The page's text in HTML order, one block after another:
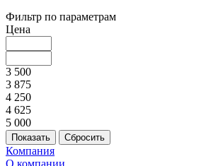
Фильтр по параметрам
Цена
3 500
3 875
4 250
4 625
5 000
Сбросить
Компания
О компании